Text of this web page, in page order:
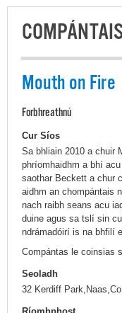
Mouth on Fire
Forbhreathnú
Cur Síos
Sa bhliain 2010 a chuir
phríomhaidhm a bhí
saothar Beckett a chur
aidhm an chompántais
nach raibh seans acu
duine agus sa tslí sin
ndrámadóirí is na bhfilí
Compántas le coinsias
Seoladh
32 Kerdiff